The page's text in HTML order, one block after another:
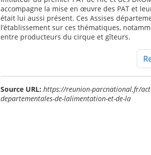
accompagne la mise en œuvre des PAT et
était lui aussi présent. Ces Assises
l’établissement sur ces thématiques,
entre producteurs du cirque et gîteurs.
Source URL: https://reunion-parcnational.fr/
departementales-de-lalimentation-et-de-la